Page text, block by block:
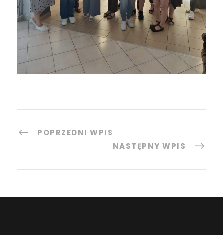
POPRZEDNI WPIS
NASTĘPNY WPIS